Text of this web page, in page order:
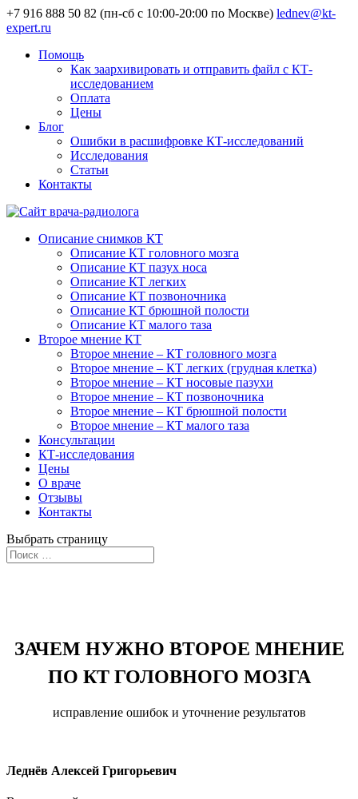
+7 916 888 50 82 (пн-сб с 10:00-20:00 по Москве) lednev@kt-
expert.ru
Помощь
Как заархивировать и отправить файл с КТ-
исследованием
Оплата
Цены
Блог
Ошибки в расшифровке КТ-исследований
Исследования
Статьи
Контакты
Описание снимков КТ
Описание КТ головного мозга
Описание КТ пазух носа
Описание КТ легких
Описание КТ позвоночника
Описание КТ брюшной полости
Описание КТ малого таза
Второе мнение КТ
Второе мнение – КТ головного мозга
Второе мнение – КТ легких (грудная клетка)
Второе мнение – КТ носовые пазухи
Второе мнение – КТ позвоночника
Второе мнение – КТ брюшной полости
Второе мнение – КТ малого таза
Консультации
КТ-исследования
Цены
О враче
Отзывы
Контакты
Выбрать страницу
ЗАЧЕМ НУЖНО ВТОРОЕ МНЕНИЕ
ПО КТ ГОЛОВНОГО МОЗГА
исправление ошибок и уточнение результатов
Леднёв Алексей Григорьевич